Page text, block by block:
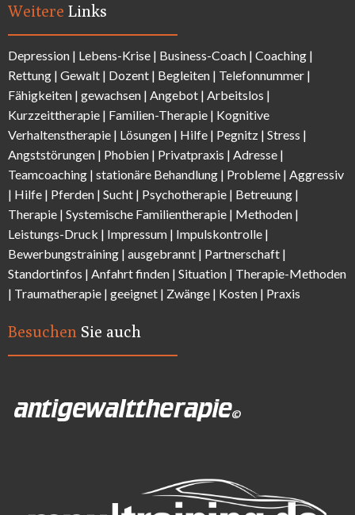
Weitere Links
Depression | Lebens-Krise | Business-Coach | Coaching |
Rettung | Gewalt | Dozent | Begleiten | Telefonnummer |
Fähigkeiten | gewachsen | Angebot | Arbeitslos |
Kurzzeittherapie | Familien-Therapie | Kognitive
Verhaltenstherapie | Lösungen | Hilfe | Pegnitz | Stress |
Angststörungen | Phobien | Privatpraxis | Adresse |
Teamcoaching | stationäre Behandlung | Probleme | Aggressiv
| Hilfe | Pferden | Sucht | Psychotherapie | Betreuung |
Therapie | Systemische Familientherapie | Methoden |
Leistungs-Druck | Impressum | Impulskontrolle |
Bewerbungstraining | ausgebrannt | Partnerschaft |
Standortinfos | Anfahrt finden | Situation | Therapie-Methoden
| Traumatherapie | geeignet | Zwänge | Kosten | Praxis
Besuchen Sie auch